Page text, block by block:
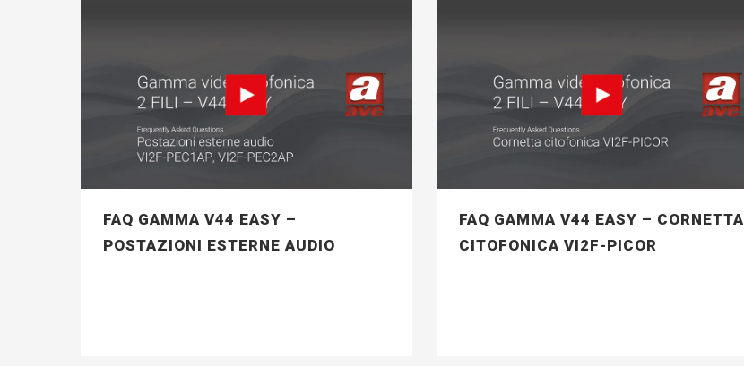
FAQ GAMMA V44 EASY –
POSTAZIONI ESTERNE AUDIO
FAQ GAMMA V44 EASY – CORNETTA
CITOFONICA VI2F-PICOR